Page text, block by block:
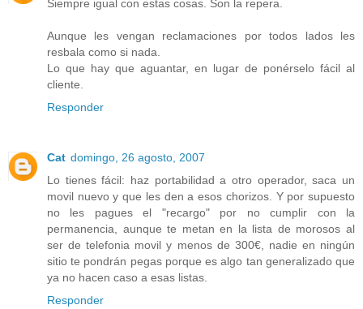
Siempre igual con estas cosas. Son la repera.
Aunque les vengan reclamaciones por todos lados les
resbala como si nada.
Lo que hay que aguantar, en lugar de ponérselo fácil al
cliente.
Responder
Cat domingo, 26 agosto, 2007
Lo tienes fácil: haz portabilidad a otro operador, saca un
movil nuevo y que les den a esos chorizos. Y por supuesto
no les pagues el "recargo" por no cumplir con la
permanencia, aunque te metan en la lista de morosos al
ser de telefonia movil y menos de 300€, nadie en ningún
sitio te pondrán pegas porque es algo tan generalizado que
ya no hacen caso a esas listas.
Responder